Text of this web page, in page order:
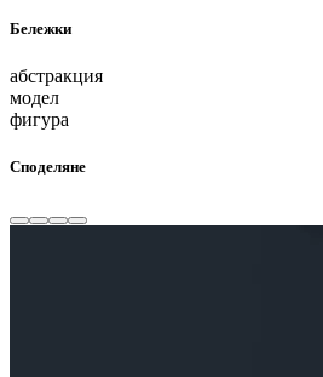
Бележки
абстракция
модел
фигура
Споделяне